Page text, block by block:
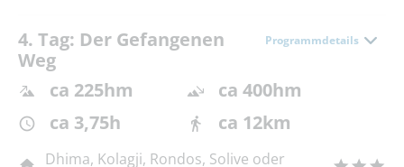
4. Tag: Der Gefangenen
Weg
Programmdetails
ca 225hm
ca 400hm
ca 3,75h
ca 12km
Dhima, Kolagji, Rondos, Solive oder